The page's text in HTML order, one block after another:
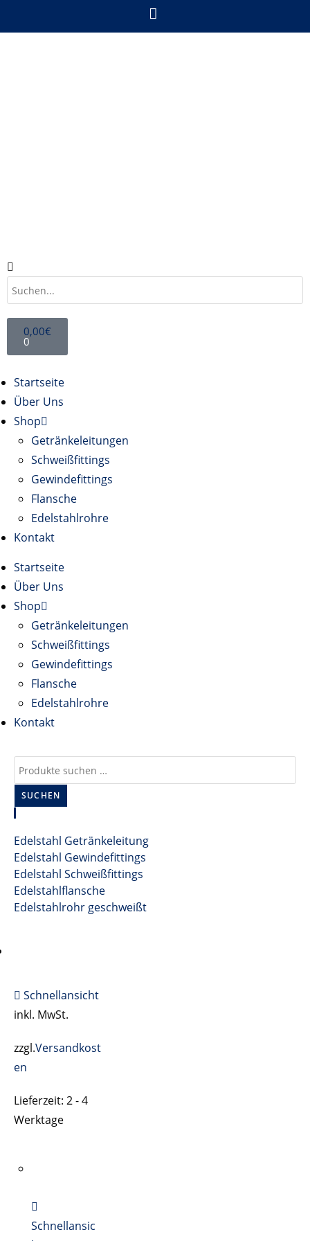
0,00€
0
Startseite
Über Uns
Shop
Getränkeleitungen
Schweißfittings
Gewindefittings
Flansche
Edelstahlrohre
Kontakt
Startseite
Über Uns
Shop
Getränkeleitungen
Schweißfittings
Gewindefittings
Flansche
Edelstahlrohre
Kontakt
SUCHEN
Edelstahl Getränkeleitung
Edelstahl Gewindefittings
Edelstahl Schweißfittings
Edelstahlflansche
Edelstahlrohr geschweißt
Schnellansicht
inkl. MwSt.
zzgl.Versandkost
en
Lieferzeit: 2 - 4
Werktage
Schnellansic